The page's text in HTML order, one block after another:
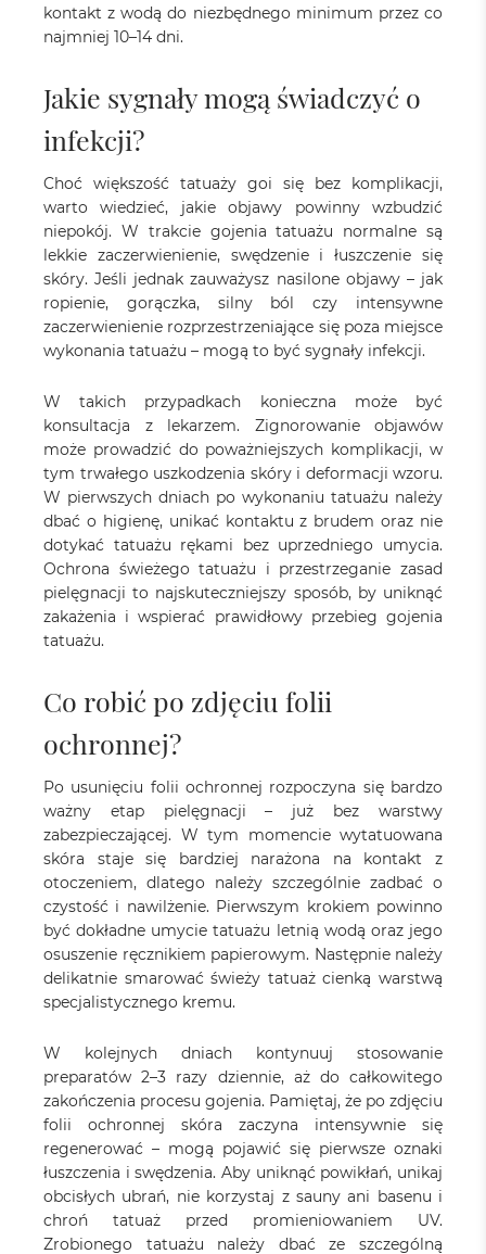
kontakt z wodą do niezbędnego minimum przez co
najmniej 10–14 dni.
Jakie sygnały mogą świadczyć o
infekcji?
Choć większość tatuaży goi się bez komplikacji,
warto wiedzieć, jakie objawy powinny wzbudzić
niepokój. W trakcie gojenia tatuażu normalne są
lekkie zaczerwienienie, swędzenie i łuszczenie się
skóry. Jeśli jednak zauważysz nasilone objawy – jak
ropienie, gorączka, silny ból czy intensywne
zaczerwienienie rozprzestrzeniające się poza miejsce
wykonania tatuażu – mogą to być sygnały infekcji.
W takich przypadkach konieczna może być
konsultacja z lekarzem. Zignorowanie objawów
może prowadzić do poważniejszych komplikacji, w
tym trwałego uszkodzenia skóry i deformacji wzoru.
W pierwszych dniach po wykonaniu tatuażu należy
dbać o higienę, unikać kontaktu z brudem oraz nie
dotykać tatuażu rękami bez uprzedniego umycia.
Ochrona świeżego tatuażu i przestrzeganie zasad
pielęgnacji to najskuteczniejszy sposób, by uniknąć
zakażenia i wspierać prawidłowy przebieg gojenia
tatuażu.
Co robić po zdjęciu folii
ochronnej?
Po usunięciu folii ochronnej rozpoczyna się bardzo
ważny etap pielęgnacji – już bez warstwy
zabezpieczającej. W tym momencie wytatuowana
skóra staje się bardziej narażona na kontakt z
otoczeniem, dlatego należy szczególnie zadbać o
czystość i nawilżenie. Pierwszym krokiem powinno
być dokładne umycie tatuażu letnią wodą oraz jego
osuszenie ręcznikiem papierowym. Następnie należy
delikatnie smarować świeży tatuaż cienką warstwą
specjalistycznego kremu.
W kolejnych dniach kontynuuj stosowanie
preparatów 2–3 razy dziennie, aż do całkowitego
zakończenia procesu gojenia. Pamiętaj, że po zdjęciu
folii ochronnej skóra zaczyna intensywnie się
regenerować – mogą pojawić się pierwsze oznaki
łuszczenia i swędzenia. Aby uniknąć powikłań, unikaj
obcisłych ubrań, nie korzystaj z sauny ani basenu i
chroń tatuaż przed promieniowaniem UV.
Zrobionego tatuażu należy dbać ze szczególną